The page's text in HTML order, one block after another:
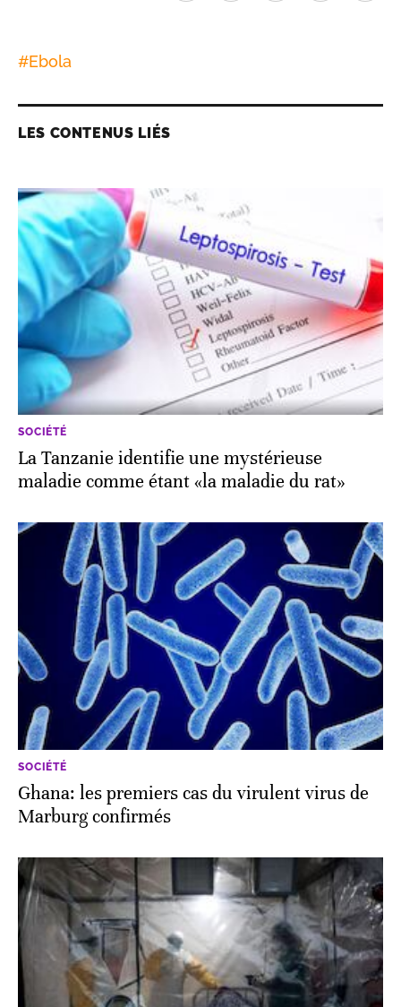
#Ebola
LES CONTENUS LIÉS
SOCIÉTÉ
La Tanzanie identifie une mystérieuse
maladie comme étant «la maladie du rat»
SOCIÉTÉ
Ghana: les premiers cas du virulent virus de
Marburg confirmés